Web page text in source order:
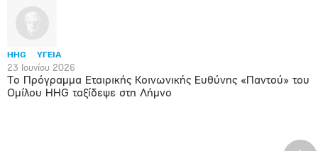
HHG ΥΓΕΙΑ
23 Ιουνίου 2026
Το Πρόγραμμα Εταιρικής Κοινωνικής Ευθύνης «Παντού» του
Ομίλου HHG ταξίδεψε στη Λήμνο